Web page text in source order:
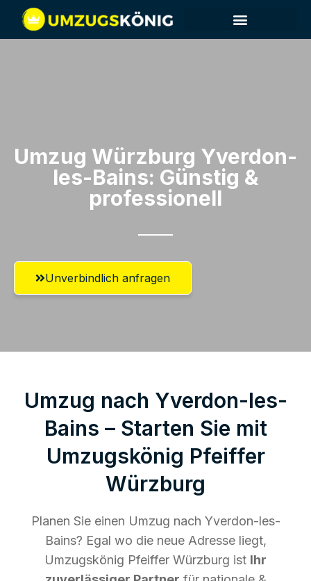
Umzug Würzburg​ Yverdon-
les-Bains: Günstig &
professionell​
Unverbindlich anfragen
Umzug nach Yverdon-les-
Bains – Starten Sie mit
Umzugskönig Pfeiffer
Würzburg
Planen Sie einen Umzug nach Yverdon-les-
Bains? Egal wo die neue Adresse liegt,
Umzugskönig Pfeiffer Würzburg ist Ihr